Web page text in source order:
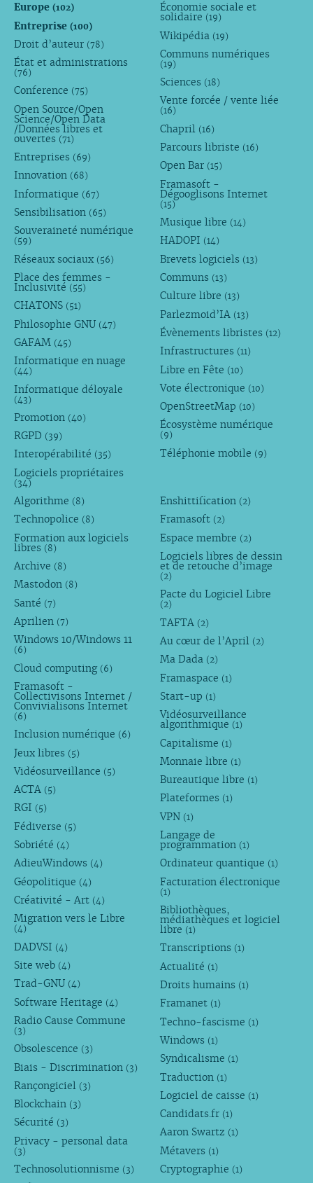
Europe (102)
Entreprise (100)
Droit d’auteur (78)
État et administrations
(76)
Conference (75)
Open Source/Open
Science/Open Data
/Données libres et
ouvertes (71)
Entreprises (69)
Innovation (68)
Informatique (67)
Sensibilisation (65)
Souveraineté numérique
(59)
Réseaux sociaux (56)
Place des femmes -
Inclusivité (55)
CHATONS (51)
Philosophie GNU (47)
GAFAM (45)
Informatique en nuage
(44)
Informatique déloyale
(43)
Promotion (40)
RGPD (39)
Interopérabilité (35)
Logiciels propriétaires
(34)
Économie sociale et
solidaire (19)
Wikipédia (19)
Communs numériques
(19)
Sciences (18)
Vente forcée / vente liée
(16)
Chapril (16)
Parcours libriste (16)
Open Bar (15)
Framasoft -
Dégooglisons Internet
(15)
Musique libre (14)
HADOPI (14)
Brevets logiciels (13)
Communs (13)
Culture libre (13)
Parlezmoid’IA (13)
Évènements libristes (12)
Infrastructures (11)
Libre en Fête (10)
Vote électronique (10)
OpenStreetMap (10)
Écosystème numérique
(9)
Téléphonie mobile (9)
Algorithme (8)
Technopolice (8)
Formation aux logiciels
libres (8)
Archive (8)
Mastodon (8)
Santé (7)
Aprilien (7)
Windows 10/Windows 11
(6)
Cloud computing (6)
Framasoft -
Collectivisons Internet /
Convivialisons Internet
(6)
Inclusion numérique (6)
Jeux libres (5)
Vidéosurveillance (5)
ACTA (5)
RGI (5)
Fédiverse (5)
Sobriété (4)
AdieuWindows (4)
Géopolitique (4)
Créativité - Art (4)
Migration vers le Libre
(4)
DADVSI (4)
Site web (4)
Trad-GNU (4)
Software Heritage (4)
Radio Cause Commune
(3)
Obsolescence (3)
Biais - Discrimination (3)
Rançongiciel (3)
Blockchain (3)
Sécurité (3)
Privacy - personal data
(3)
Technosolutionnisme (3)
Enshittification (2)
Framasoft (2)
Espace membre (2)
Logiciels libres de dessin
et de retouche d’image
(2)
Pacte du Logiciel Libre
(2)
TAFTA (2)
Au cœur de l’April (2)
Ma Dada (2)
Framaspace (1)
Start-up (1)
Vidéosurveillance
algorithmique (1)
Capitalisme (1)
Monnaie libre (1)
Bureautique libre (1)
Plateformes (1)
VPN (1)
Langage de
programmation (1)
Ordinateur quantique (1)
Facturation électronique
(1)
Bibliothèques,
médiathèques et logiciel
libre (1)
Transcriptions (1)
Actualité (1)
Droits humains (1)
Framanet (1)
Techno-fascisme (1)
Windows (1)
Syndicalisme (1)
Traduction (1)
Logiciel de caisse (1)
Candidats.fr (1)
Aaron Swartz (1)
Métavers (1)
Cryptographie (1)